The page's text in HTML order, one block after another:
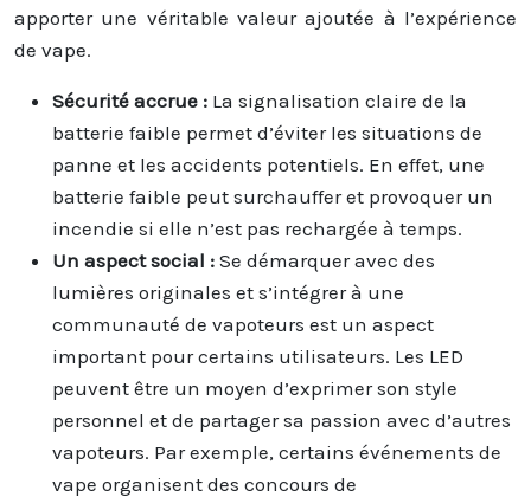
apporter une véritable valeur ajoutée à l’expérience
de vape.
Sécurité accrue : La signalisation claire de la
batterie faible permet d’éviter les situations de
panne et les accidents potentiels. En effet, une
batterie faible peut surchauffer et provoquer un
incendie si elle n’est pas rechargée à temps.
Un aspect social : Se démarquer avec des
lumières originales et s’intégrer à une
communauté de vapoteurs est un aspect
important pour certains utilisateurs. Les LED
peuvent être un moyen d’exprimer son style
personnel et de partager sa passion avec d’autres
vapoteurs. Par exemple, certains événements de
vape organisent des concours de